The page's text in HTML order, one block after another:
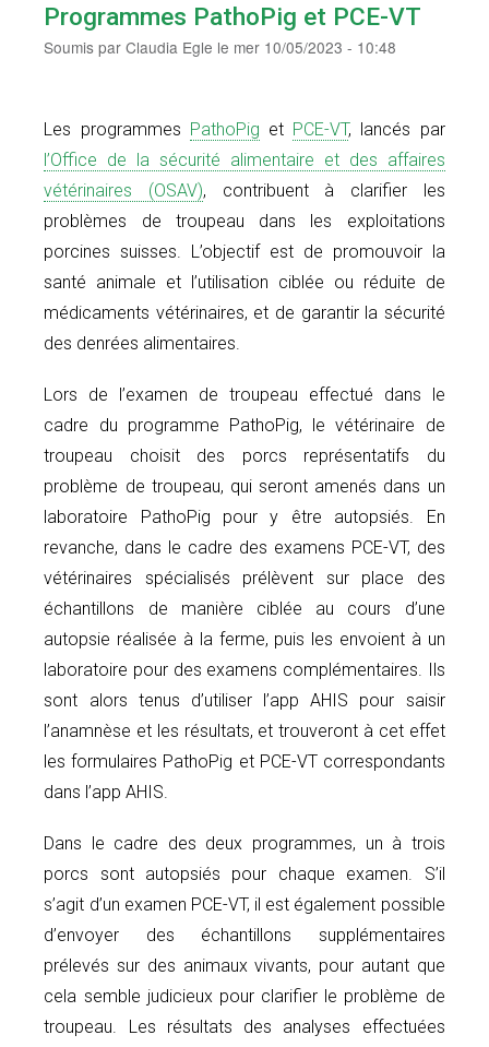
Programmes PathoPig et PCE-VT
Soumis parClaudia Egle le mer 10/05/2023 - 10:48
Les programmes PathoPig et PCE-VT, lancés par
l’Office de la sécurité alimentaire et des affaires
vétérinaires (OSAV), contribuent à clarifier les
problèmes de troupeau dans les exploitations
porcines suisses. L’objectif est de promouvoir la
santé animale et l’utilisation ciblée ou réduite de
médicaments vétérinaires, et de garantir la sécurité
des denrées alimentaires.
Lors de l’examen de troupeau effectué dans le
cadre du programme PathoPig, le vétérinaire de
troupeau choisit des porcs représentatifs du
problème de troupeau, qui seront amenés dans un
laboratoire PathoPig pour y être autopsiés. En
revanche, dans le cadre des examens PCE-VT, des
vétérinaires spécialisés prélèvent sur place des
échantillons de manière ciblée au cours d’une
autopsie réalisée à la ferme, puis les envoient à un
laboratoire pour des examens complémentaires. Ils
sont alors tenus d’utiliser l’app AHIS pour saisir
l’anamnèse et les résultats, et trouveront à cet effet
les formulaires PathoPig et PCE-VT correspondants
dans l’app AHIS.
Dans le cadre des deux programmes, un à trois
porcs sont autopsiés pour chaque examen. S’il
s’agit d’un examen PCE-VT, il est également possible
d’envoyer des échantillons supplémentaires
prélevés sur des animaux vivants, pour autant que
cela semble judicieux pour clarifier le problème de
troupeau. Les résultats des analyses effectuées